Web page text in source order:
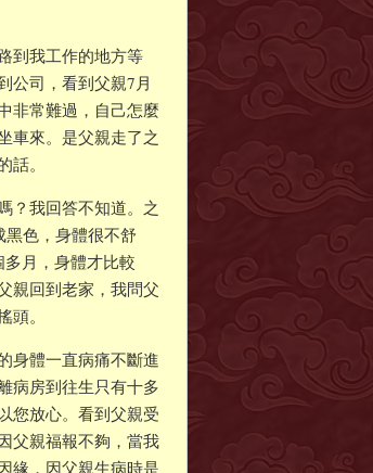
到我工作的地方等
公司，看到父親7月
非常難過，自己怎麼
車來。是父親走了之
。
？我回答不知道。之
色，身體很不舒
月，身體才比較
親回到老家，我問父
。
身體一直病痛不斷進
病房到往生只有十多
您放心。看到父親受
父親福報不夠，當我
緣，因父親生病時是